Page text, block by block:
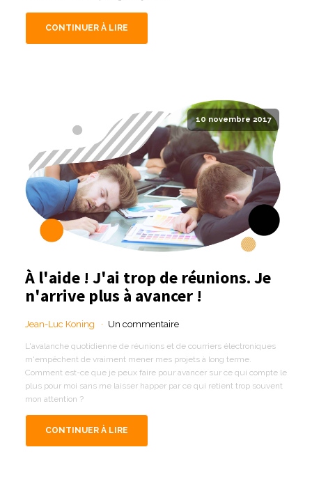
CONTINUER À LIRE
10 novembre 2017
À l'aide ! J'ai trop de réunions. Je
n'arrive plus à avancer !
Jean-Luc Koning Un commentaire
L'avalanche quotidienne de réunions et de courriers électroniques
m'empêchent de vraiment mener mes projets à long terme.
Comment est-ce que je peux faire pour avancer sur ce qui compte le
plus pour moi sans me laisser happer par ce qui retient trop souvent
mon attention ?
CONTINUER À LIRE